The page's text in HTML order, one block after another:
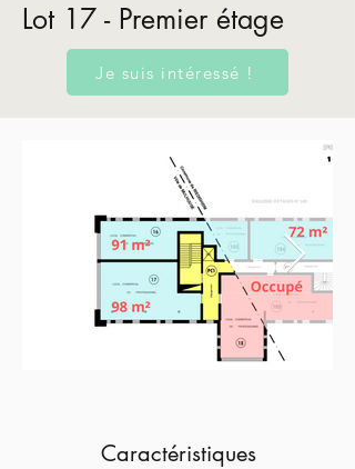
Lot 17 - Premier étage
Je suis intéressé !
Caractéristiques